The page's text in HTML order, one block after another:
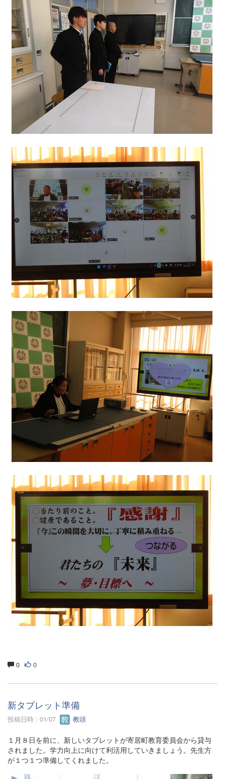
0 0
新タブレット準備
投稿日時 : 01/07 教頭
１月８日を前に、新しいタブレットが寄居町教育委員会から貸与
されました。学力向上に向けて利活用していきましょう。先生方
が１つ１つ準備してくれました。